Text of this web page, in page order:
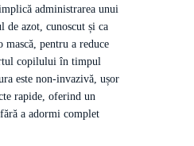
administrarea unui
de azot, cunoscut și ca
mască, pentru a reduce
copilului în timpul
este non-invazivă, ușor
rapide, oferind un
a adormi complet